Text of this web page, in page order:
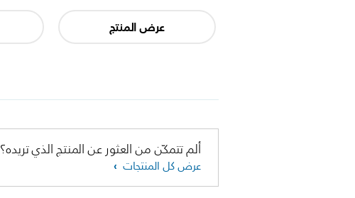
عرض المنتج
ألم تتمكّن من العثور عن المنتج الذي تريده؟
عرض كل المنتجات